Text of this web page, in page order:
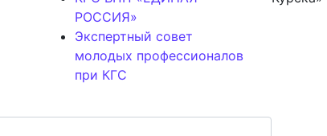
РОССИЯ»
Экспертный совет
молодых профессионалов
при КГС